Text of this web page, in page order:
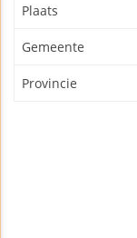
Plaats
Gemeente
Provincie